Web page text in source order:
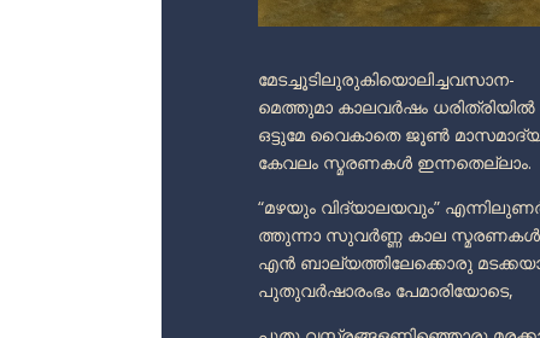
മേടച്ചൂടിലുരുകിയൊലിച്ചവസാന-
മെത്തുമാ കാലവർഷം ധരിത്രിയിൽ
ഒട്ടുമേ വൈകാതെ ജൂൺ
കേവലം സ്മരണകൾ ഇന്നതെല്ലാം.
“മഴയും വിദ്യാലയവും”
ത്തുന്നാ സുവർണ്ണ കാല
എൻ ബാല്യത്തിലേക്കൊരു
പുതുവർഷാരംഭം പേമാരിയോടെ,